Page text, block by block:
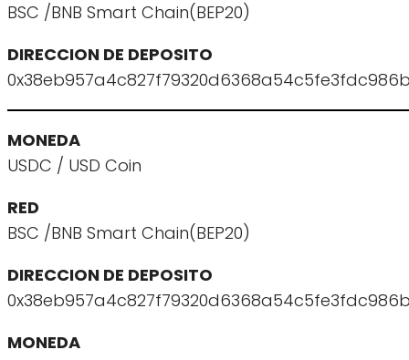
BSC /BNB Smart Chain(BEP20)
DIRECCION DE DEPOSITO
MONEDA
USDC / USD Coin
RED
BSC /BNB Smart Chain(BEP20)
DIRECCION DE DEPOSITO
MONEDA